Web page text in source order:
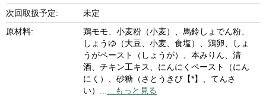
次回取扱予定:
未定
原材料:
鶏モモ、小麦粉（小麦）、馬鈴しょでん粉、
しょうゆ（大豆、小麦、食塩）、鶏卵、しょ
うがペースト（しょうが）、本みりん、清
酒、チキン工キス、にんにくペースト（にん
にく）、砂糖（さとうきび【*】、てんさ
い）
…もっと見る